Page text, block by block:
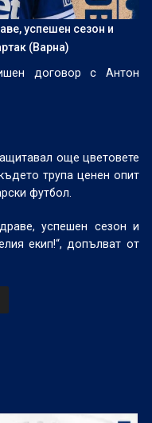
успешен сезон и
(Варна)
договор с Антон
още цветовете
трупа ценен опит
футбол.
успешен сезон и
екип!“, допълват от